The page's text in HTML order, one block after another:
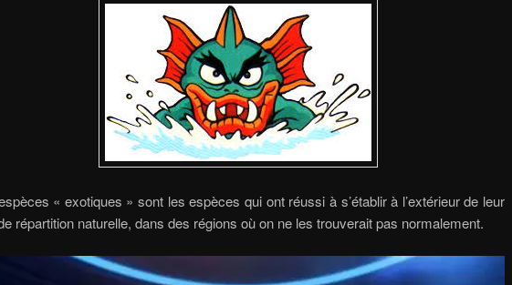
« exotiques » sont les espèces qui ont réussi à s’établir à l’extérieur de leur
répartition naturelle, dans des régions où on ne les trouverait pas normalement.